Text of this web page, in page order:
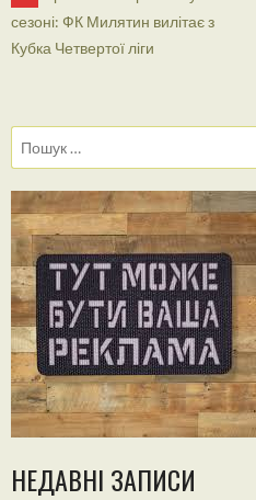
NAVIGATION
сезоні: ФК Милятин вилітає з
Кубка Четвертої ліги
НЕДАВНІ ЗАПИСИ